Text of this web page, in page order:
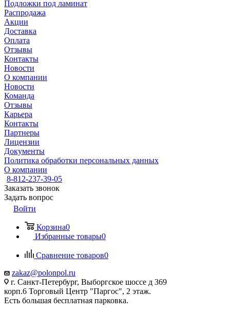
Подложки под ламинат
Распродажа
Акции
Доставка
Оплата
Отзывы
Контакты
Новости
О компании
Новости
Команда
Отзывы
Карьера
Контакты
Партнеры
Лицензии
Документы
Политика обработки персональных данных
О компании
8-812-237-39-05
Заказать звонок
Задать вопрос
Войти
Корзина0
Избранные товары0
Сравнение товаров0
zakaz@polonpol.ru
г. Санкт-Петербург, Выборгское шоссе д 369
корп.6 Торговый Центр "Паргос", 2 этаж.
Есть большая бесплатная парковка.